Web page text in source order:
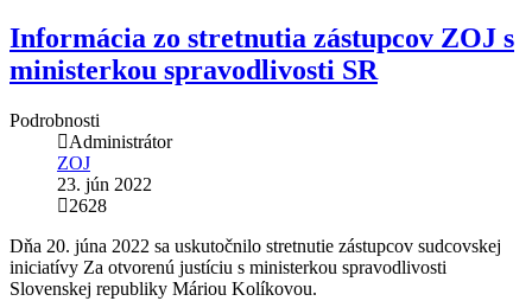
Informácia zo stretnutia zástupcov ZOJ s
ministerkou spravodlivosti SR
Podrobnosti
Administrátor
ZOJ
23. jún 2022
2628
Dňa 20. júna 2022 sa uskutočnilo stretnutie zástupcov sudcovskej
iniciatívy Za otvorenú justíciu s ministerkou spravodlivosti
Slovenskej republiky Máriou Kolíkovou.